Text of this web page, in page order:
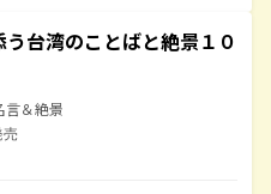
台湾のことばと絶景１０
言＆絶景
売